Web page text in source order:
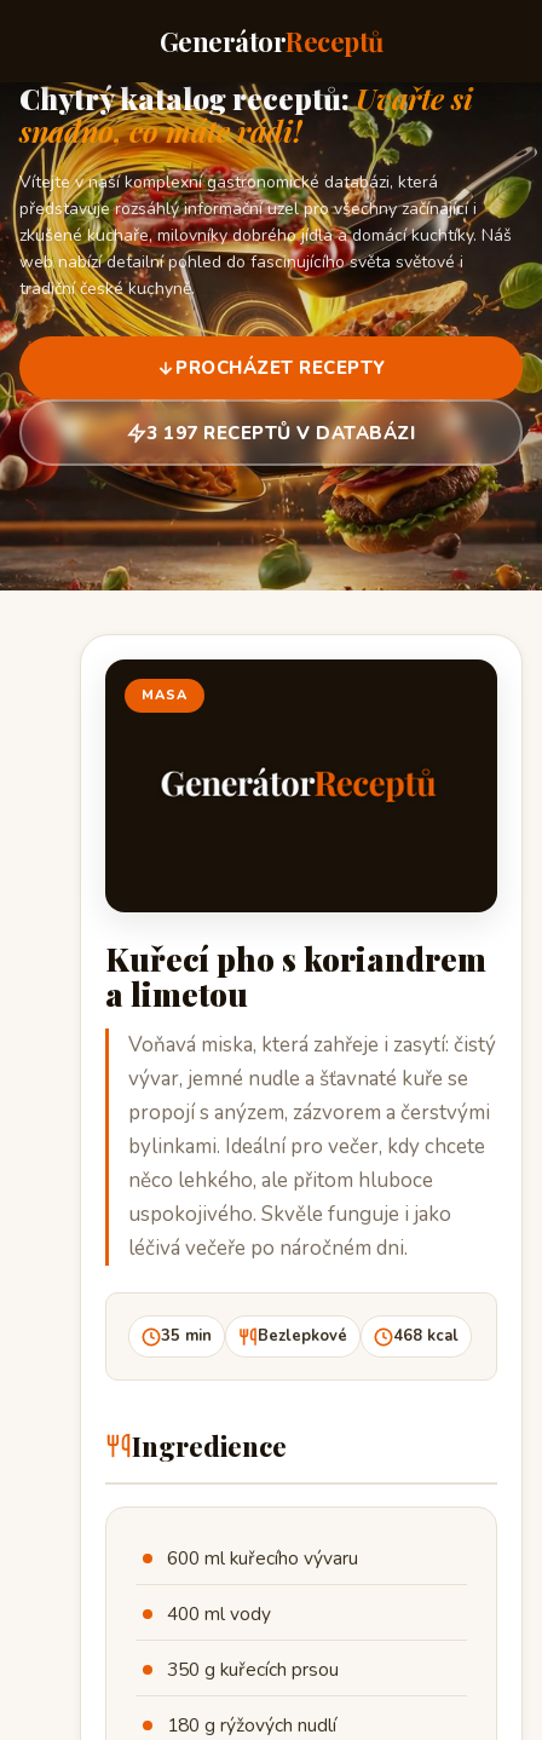
GenerátorReceptů
Chytrý katalog receptů:Uvařte si
snadno, co máte rádi!
Vítejte v naší komplexní gastronomické databázi, která
představuje rozsáhlý informační uzel pro všechny začínající i
zkušené kuchaře, milovníky dobrého jídla a domácí kuchtíky. Náš
web nabízí detailní pohled do fascinujícího světa světové i
tradiční české kuchyně.
PROCHÁZET RECEPTY
3 197 RECEPTŮ V DATABÁZI
MASA
Kuřecí pho s koriandrem
a limetou
Voňavá miska, která zahřeje i zasytí: čistý
vývar, jemné nudle a šťavnaté kuře se
propojí s anýzem, zázvorem a čerstvými
bylinkami. Ideální pro večer, kdy chcete
něco lehkého, ale přitom hluboce
uspokojivého. Skvěle funguje i jako
léčivá večeře po náročném dni.
35 min Bezlepkové 468 kcal
Ingredience
600 ml kuřecího vývaru
400 ml vody
350 g kuřecích prsou
180 g rýžových nudlí